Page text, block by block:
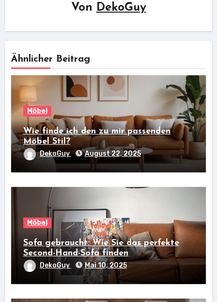
Von DekoGuy
Ähnlicher Beitrag
Möbel
Wie finde ich den zu mir passenden
Möbel Stil?
DekoGuy August 22, 2025
Möbel
Sofa gebraucht: Wie Sie das perfekte
Second-Hand-Sofa finden
DekoGuy Mai 10, 2025